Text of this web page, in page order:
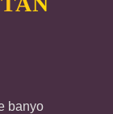
banyo